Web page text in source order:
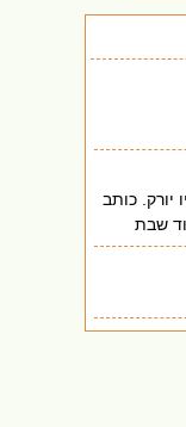
יורק. כותב
שבת